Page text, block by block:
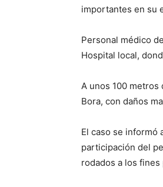
importantes en su
Personal médico
Hospital local,
A unos 100
Bora, con daños
El caso se informó
participación del
rodados a los fines